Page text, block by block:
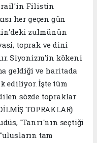
Filistin
her geçen gün
zulmünün
toprak ve dini
Siyonizm'in kökeni
geldiği ve haritada
ediliyor. İşte tüm
sözde topraklar
TOPRAKLAR)
"Tanrı'nın seçtiği
tam